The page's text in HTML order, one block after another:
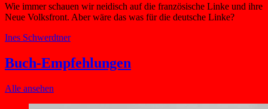
Wie immer schauen wir neidisch auf die französische Linke und ihre
Neue Volksfront. Aber wäre das was für die deutsche Linke?
Ines Schwerdtner
Buch-Empfehlungen
Alle ansehen